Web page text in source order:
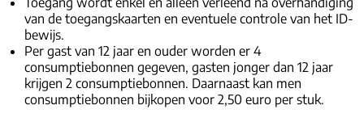
van de toegangskaarten en eventuele controle van het ID-
bewijs.
Per gast van 12 jaar en ouder worden er 4
consumptiebonnen gegeven, gasten jonger dan 12 jaar
krijgen 2 consumptiebonnen. Daarnaast kan men
consumptiebonnen bijkopen voor 2,50 euro per stuk.